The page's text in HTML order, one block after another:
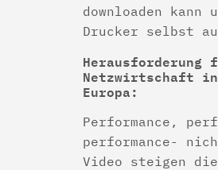
downloaden kann
Drucker selbst
Herausforderung
Netzwirtschaft
Europa:
Performance,
performance-
Video steigen die